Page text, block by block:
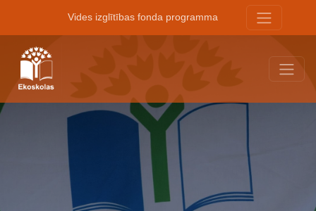
Vides izglītības fonda programma